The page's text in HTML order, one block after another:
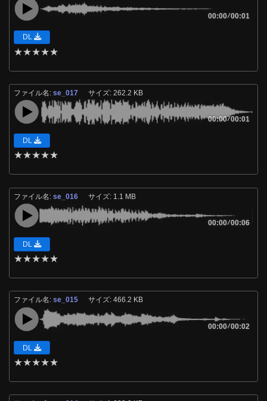
00:00/00:01
DL
★★★★★
ファイル名:se_017 サイズ: 262.2 KB
00:00/00:01
DL
★★★★★
ファイル名:se_016 サイズ: 1.1 MB
00:00/00:06
DL
★★★★★
ファイル名:se_015 サイズ: 466.2 KB
00:00/00:02
DL
★★★★★